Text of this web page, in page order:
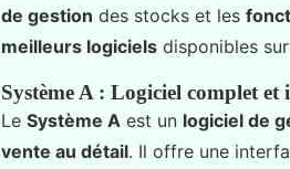
de gestion des stocks et les
meilleurs logiciels disponibles
Système A : Logiciel complet
Le Système A est un logiciel de
vente au détail. Il offre une